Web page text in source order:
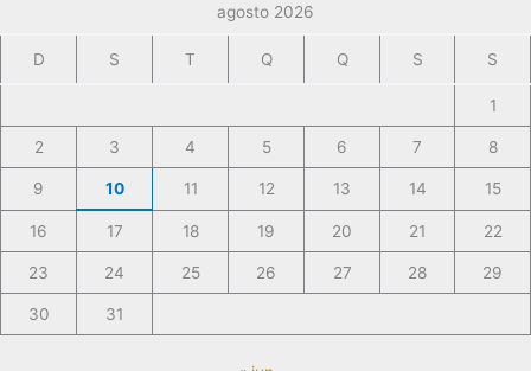
agosto 2026
D S T Q Q S S
1
2 3 4 5 6 7 8
9 10 11 12 13 14 15
16 17 18 19 20 21 22
23 24 25 26 27 28 29
30 31